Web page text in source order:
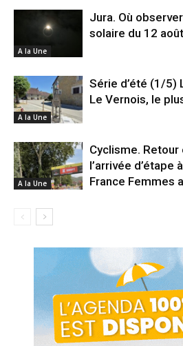
A la Une
Jura. Où
solaire du 12
A la Une
Série d’été (1/5)
Le Vernois, le
A la Une
Cyclisme.
l’arrivée d’étape
France Femmes